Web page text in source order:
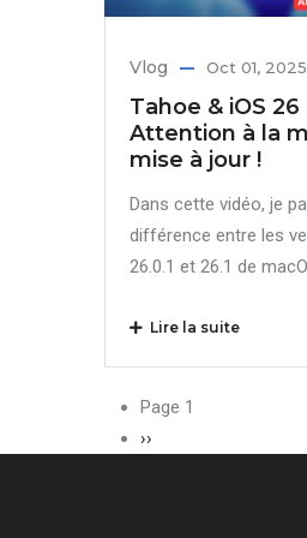
Vlog Oct 01, 2025
Tahoe & iOS 26
Attention à la
mise à jour !
Dans cette vidéo, je
différence entre les
26.0.1 et 26.1 de
Lire la suite
Pagination
Page 1
Page
››